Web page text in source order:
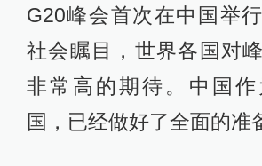
G20峰会首次在中国举
社会瞩目，世界各国对
非常高的期待。中国
国，已经做好了全面的准